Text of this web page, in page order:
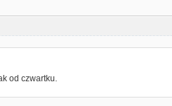
od czwartku.